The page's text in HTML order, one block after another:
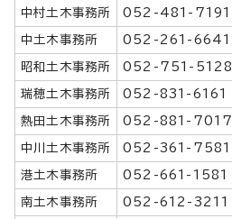
中村土木事務所 052-481-7191
中土木事務所 052-261-6641
昭和土木事務所 052-751-5128
瑞穂土木事務所 052-831-6161
熱田土木事務所 052-881-7017
中川土木事務所 052-361-7581
港土木事務所 052-661-1581
南土木事務所 052-612-3211